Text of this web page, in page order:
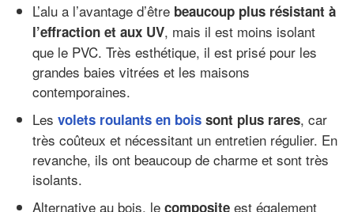
L’alu a l’avantage d’être beaucoup plus résistant à
l’effraction et aux UV, mais il est moins isolant
que le PVC. Très esthétique, il est prisé pour les
grandes baies vitrées et les maisons
contemporaines.
Les volets roulants en bois sont plus rares, car
très coûteux et nécessitant un entretien régulier. En
revanche, ils ont beaucoup de charme et sont très
isolants.
Alternative au bois, le composite est également